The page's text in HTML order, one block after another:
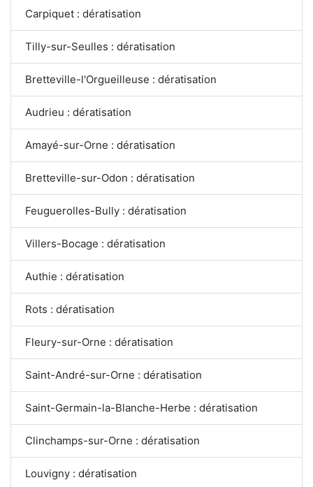
Carpiquet : dératisation
Tilly-sur-Seulles : dératisation
Bretteville-l'Orgueilleuse : dératisation
Audrieu : dératisation
Amayé-sur-Orne : dératisation
Bretteville-sur-Odon : dératisation
Feuguerolles-Bully : dératisation
Villers-Bocage : dératisation
Authie : dératisation
Rots : dératisation
Fleury-sur-Orne : dératisation
Saint-André-sur-Orne : dératisation
Saint-Germain-la-Blanche-Herbe : dératisation
Clinchamps-sur-Orne : dératisation
Louvigny : dératisation